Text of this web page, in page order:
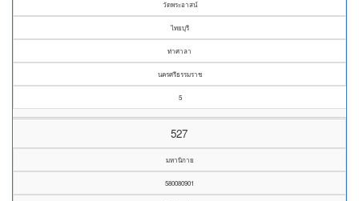
วัดพระอาสน์
ไทยบุรี
ท่าศาลา
นครศรีธรรมราช
5
527
มหานิกาย
580080901